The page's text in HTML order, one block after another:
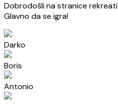
Dobrodošli na stranice
Glavno da se igra!
Darko
Boris
Antonio